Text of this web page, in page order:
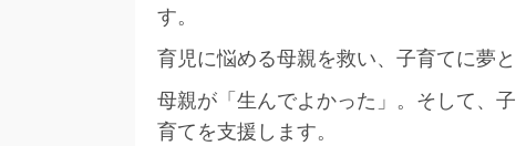
す。
育児に悩める母親を救い、子育てに夢
母親が「生んでよかった」。そして、
育てを支援します。